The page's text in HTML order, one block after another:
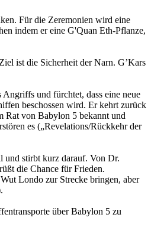
Für die Zeremonien wird eine
indem er eine G'Quan Eth-Pflanze,
ist die Sicherheit der Narn. G’Kars
und fürchtet, dass eine neue
beschossen wird. Er kehrt zurück
Rat von Babylon 5 bekannt und
es („Revelations/Rückkehr der
und stirbt kurz darauf. Von Dr.
die Chance für Frieden.
Londo zur Strecke bringen, aber
über Babylon 5 zu